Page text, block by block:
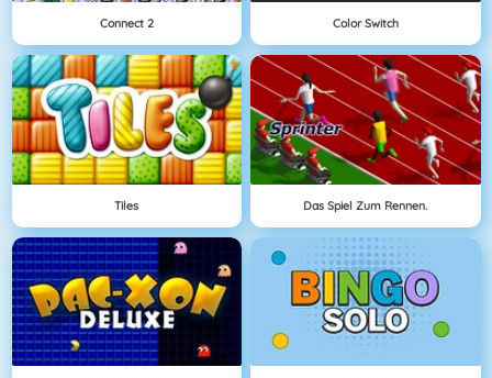
Connect 2 Color Switch
Tiles Das Spiel Zum Rennen.